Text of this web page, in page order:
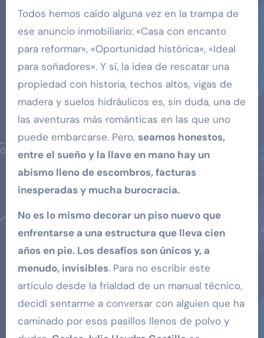
Todos hemos caído alguna vez en la trampa de
ese anuncio inmobiliario: «Casa con encanto
para reformar», «Oportunidad histórica», «Ideal
para soñadores». Y sí, la idea de rescatar una
propiedad con historia, techos altos, vigas de
madera y suelos hidráulicos es, sin duda, una de
las aventuras más románticas en las que uno
puede embarcarse. Pero, seamos honestos,
entre el sueño y la llave en mano hay un
abismo lleno de escombros, facturas
inesperadas y mucha burocracia.
No es lo mismo decorar un piso nuevo que
enfrentarse a una estructura que lleva cien
años en pie. Los desafíos son únicos y, a
menudo, invisibles. Para no escribir este
artículo desde la frialdad de un manual técnico,
decidí sentarme a conversar con alguien que ha
caminado por esos pasillos llenos de polvo y